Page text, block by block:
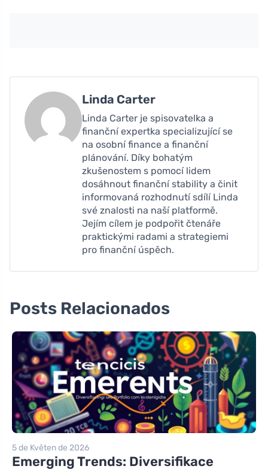
Linda Carter
Linda Carter je spisovatelka a
finanční expertka specializující se
na osobní finance a finanční
plánování. Díky bohatým
zkušenostem s pomocí lidem
dosáhnout finanční stability a činit
informovaná rozhodnutí sdílí Linda
své znalosti na naší platformě.
Jejím cílem je podpořit čtenáře
praktickými radami a strategiemi
pro finanční úspěch.
Posts Relacionados
5 de Květen de 2026
Emerging Trends: Diversifikace